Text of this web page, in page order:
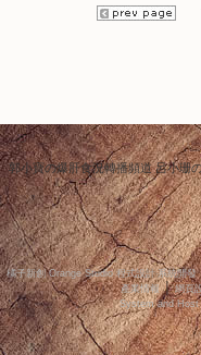
郭小寶の爆肝食況轉播頻道 呂小珊
橘子新創 Orange Studio 程式設計‧系統開發
產業情報│網頁
System and Host